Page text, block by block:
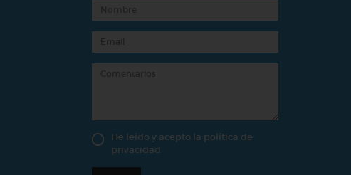
He leído y acepto la política de
privacidad